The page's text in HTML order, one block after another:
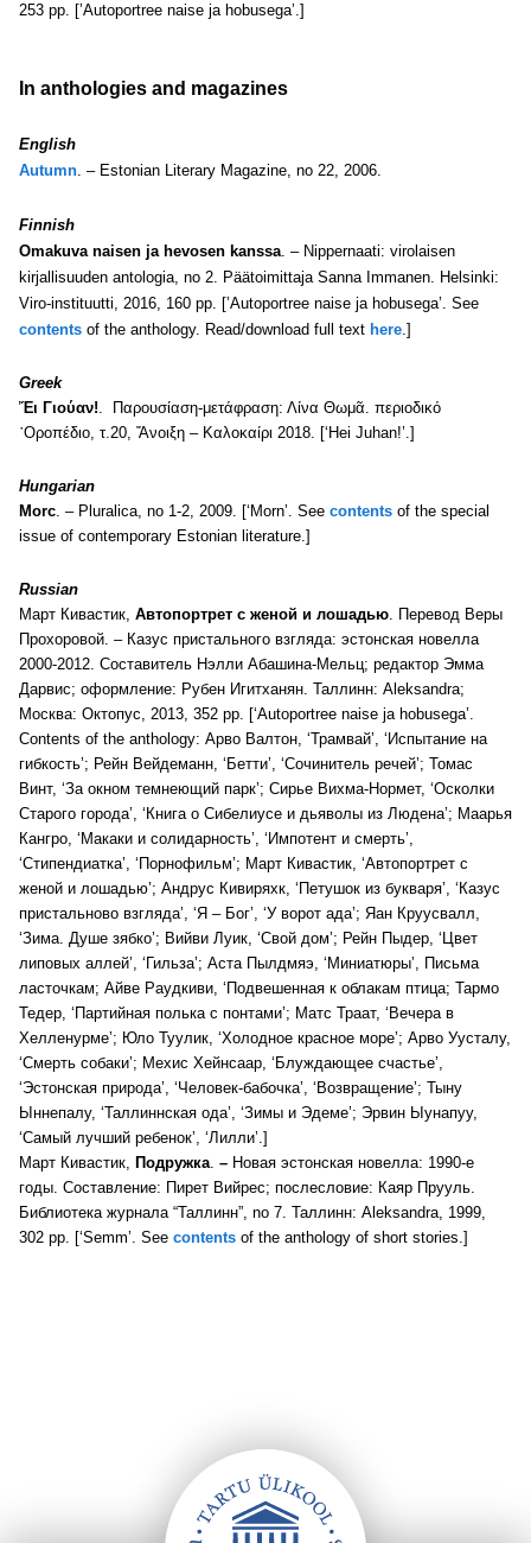
253 pp. [’Autoportree naise ja hobusega’.]
In anthologies and magazines
English
Autumn. – Estonian Literary Magazine, no 22, 2006.
Finnish
Omakuva naisen ja hevosen kanssa. – Nippernaati: virolaisen
kirjallisuuden antologia, no 2. Päätoimittaja Sanna Immanen. Helsinki:
Viro-instituutti, 2016, 160 pp. [’Autoportree naise ja hobusega’. See
contents of the anthology. Read/download full text here.]
Greek
Ἔι Γιούαν!. Παρουσίαση-μετάφραση: Λίνα Θωμᾶ. περιοδικό
᾽Οροπέδιο, τ.20, Ἄνοιξη – Καλοκαίρι 2018. [‘Hei Juhan!’.]
Hungarian
Morc. – Pluralica, no 1-2, 2009. [‘Morn’. See contents of the special
issue of contemporary Estonian literature.]
Russian
Март Кивастик, Автопортрет с женой и лошадью. Перевод Веры
Проxоровой. – Казус пристального взгляда: эстонская новелла
2000-2012. Составитель Нэлли Абашина-Мельц; редактор Эмма
Дарвис; оформление: Рубен Игитханян. Таллинн: Aleksandra;
Москва: Октопус, 2013, 352 pp. [‘Autoportree naise ja hobusega’.
Contents of the anthology: Арво Валтон, ‘Трамвай’, ‘Испытание на
гибкость’; Рейн Вейдеманн, ‘Бетти’, ‘Сочинитель речей’; Томас
Винт, ‘За окном темнеющий парк’; Сирье Вихма-Нормет, ‘Осколки
Старого города’, ‘Книга о Сибелиусе и дьяволы из Людена’; Маарья
Кангро, ‘Макаки и солидарность’, ‘Импотент и смерть’,
‘Стипендиатка’, ‘Порнофильм’; Март Кивастик, ‘Автопортрет с
женой и лошадью’; Андрус Кивиряхк, ‘Петушок из букваря’, ‘Казус
пристальново взгляда’, ‘Я – Бог’, ‘У ворот ада’; Яан Круусвалл,
‘Зима. Душе зябко’; Вийви Луик, ‘Свой дом’; Рейн Пыдер, ‘Цвет
липовых аллей’, ‘Гильза’; Аста Пылдмяэ, ‘Миниатюры’, Письма
ласточкам; Айве Раудкиви, ‘Подвешенная к облакам птица; Тармо
Тедер, ‘Партийная полька c понтами’; Матс Траат, ‘Вечера в
Хелленурме’; Юло Туулик, ‘Холодное красное море’; Арво Уусталу,
‘Смерть собаки’; Мехис Хейнсаар, ‘Блуждающее счастье’,
‘Эстонская природа’, ‘Человек-бабочка’, ‘Возвращение’; Тыну
Ыннепалу, ‘Таллиннская ода’, ‘Зимы и Эдеме’; Эрвин Ыунапуу,
‘Самый лучший ребенок’, ‘Лилли’.]
Март Кивастик, Подружка. – Новая эстонская новелла: 1990-е
годы. Cоставление: Пирет Вийрес; послесловие: Каяр Прууль.
Библиотека журнала “Таллинн”, no 7. Таллинн: Aleksandra, 1999,
302 pp. [‘Semm’. See contents of the anthology of short stories.]